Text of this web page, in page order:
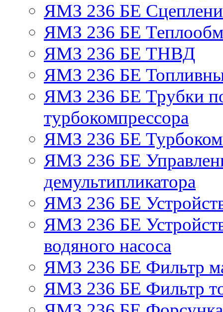
ЯМЗ 236 БЕ
ЯМЗ 236 БЕ
ЯМЗ 236 БЕ ТНВД
ЯМЗ 236 БЕ
ЯМЗ 236 БЕ Трубки
турбокомпрессора
ЯМЗ 236 БЕ
ЯМЗ 236 БЕ
демультипликатора
ЯМЗ 236 БЕ
ЯМЗ 236 БЕ
водяного насоса
ЯМЗ 236 БЕ Фильтр
ЯМЗ 236 БЕ Фильтр